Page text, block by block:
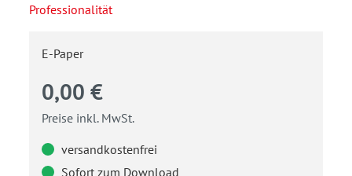
Professionalität
E-Paper
0,00 €
Preise inkl. MwSt.
versandkostenfrei
Sofort zum Download